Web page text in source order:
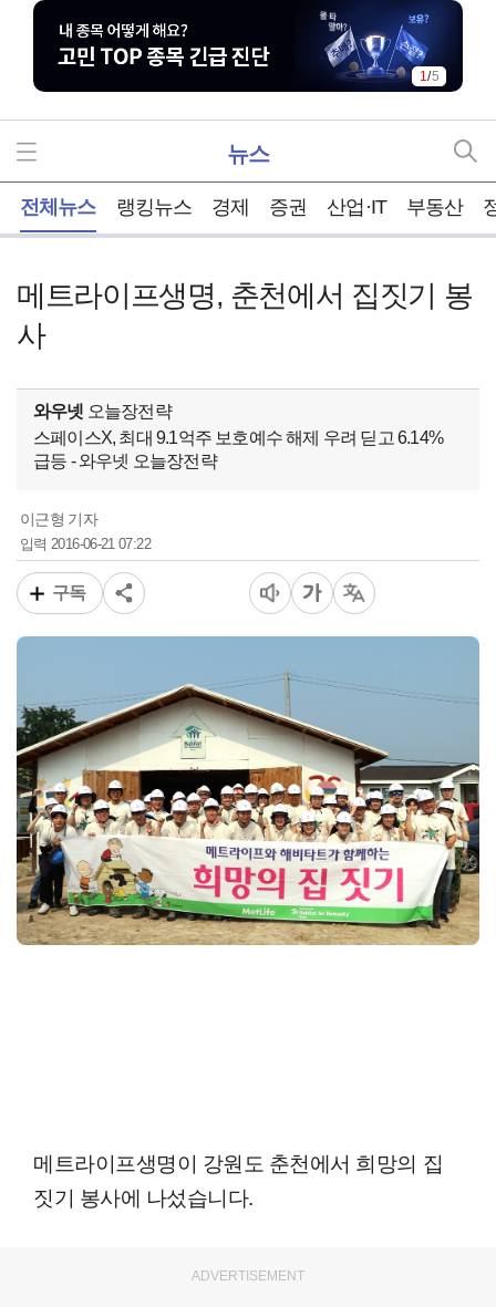
2/5
뉴스
전체뉴스 랭킹뉴스 경제 증권 산업·IT 부동산
메트라이프생명, 춘천에서 집짓기 봉
사
와우넷 오늘장전략
스페이스X, 최대 9.1억주 보호예수 해제 우려 딛고 6.14%
급등 - 와우넷 오늘장전략
이근형 기자
입력2016-06-21 07:22
구독
메트라이프생명이 강원도 춘천에서 희망의 집
짓기 봉사에 나섰습니다.
ADVERTISEMENT